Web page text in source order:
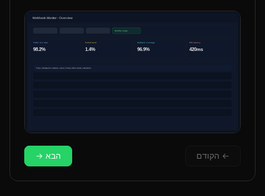
← הקודם הבא →